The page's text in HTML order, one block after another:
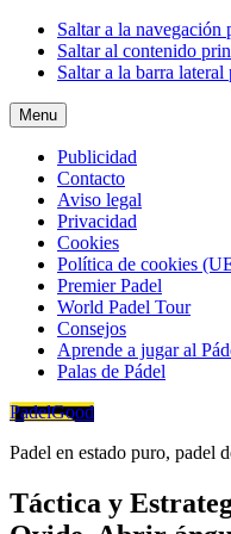
Saltar a la navegación
Saltar al contenido
Saltar a la barra lateral
Menu
Publicidad
Contacto
Aviso legal
Privacidad
Cookies
Política de cookies
Premier Padel
World Padel Tour
Consejos
Aprende a jugar al
Palas de Pádel
PadelGood
Padel en estado puro, padel
Táctica y